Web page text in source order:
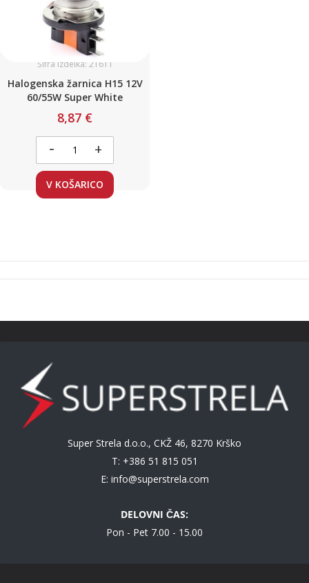
Šifra izdelka: 21611
Halogenska žarnica H15 12V
60/55W Super White
8,87 €
- +
V KOŠARICO
Super Strela d.o.o., CKŽ 46, 8270 Krško
T: +386 51 815 051
E: info@superstrela.com
DELOVNI ČAS:
Pon - Pet 7.00 - 15.00